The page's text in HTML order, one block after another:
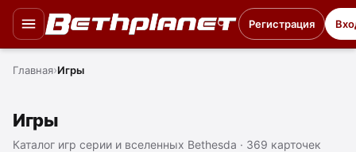
Регистрация
Главная Игры
Игры
Каталог игр серии и вселенных Bethesda · 369 карточек